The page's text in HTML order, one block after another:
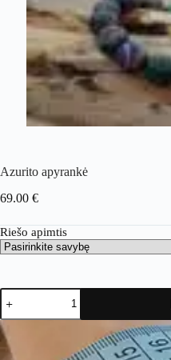
Azurito apyrankė
69.00 €
Riešo apimtis